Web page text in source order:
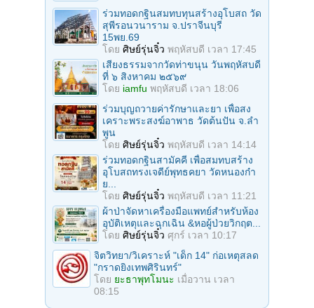
ร่วมทอดกฐินสมทบทุนสร้างอุโบสถ วัด
สุพีรอนวนาราม จ.ปราจีนบุรี
15พย.69
โดย ศิษย์รุ่นจิ๋ว พฤหัสบดี เวลา 17:45
เสียงธรรมจากวัดท่าขนุน วันพฤหัสบดี
ที่ ๖ สิงหาคม ๒๕๖๙
โดย iamfu พฤหัสบดี เวลา 18:06
ร่วมบุญถวายค่ารักษาและยา เพื่อสง
เคราะพระสงฆ์อาพาธ วัดต้นปัน จ.ลํา
พูน
โดย ศิษย์รุ่นจิ๋ว พฤหัสบดี เวลา 14:14
ร่วมทอดกฐินสามัคคี เพื่อสมทบสร้าง
อุโบสถทรงเจดีย์พุทธคยา วัดหนองก๋า
ย...
โดย ศิษย์รุ่นจิ๋ว พฤหัสบดี เวลา 11:21
ผ้าป่าจัดหาเครื่องมือแพทย์สำหรับห้อง
อุบัติเหตุและฉุกเฉิน &หอผู้ป่วยวิกฤต...
โดย ศิษย์รุ่นจิ๋ว ศุกร์ เวลา 10:17
จิตวิทยา/วิเคราะห์ "เด็ก 14" ก่อเหตุสลด
"กราดยิงเทพศิรินทร์"
โดย ยะธาพุทโมนะ เมื่อวาน เวลา
08:15